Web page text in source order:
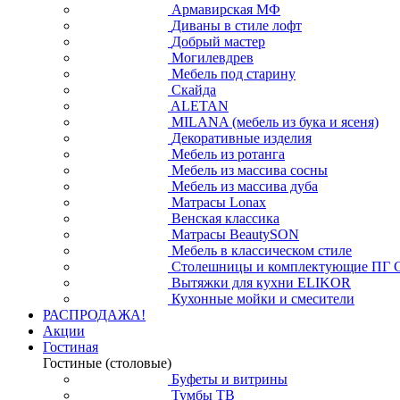
Армавирская МФ
Диваны в стиле лофт
Добрый мастер
Могилевдрев
Мебель под старину
Скайда
ALETAN
MILANA (мебель из бука и ясеня)
Декоративные изделия
Мебель из ротанга
Мебель из массива сосны
Мебель из массива дуба
Матрасы Lonax
Венская классика
Матрасы BeautySON
Мебель в классическом стиле
Столешницы и комплектующие ПГ
Вытяжки для кухни ELIKOR
Кухонные мойки и смесители
РАСПРОДАЖА!
Акции
Гостиная
Гостиные (столовые)
Буфеты и витрины
Тумбы ТВ